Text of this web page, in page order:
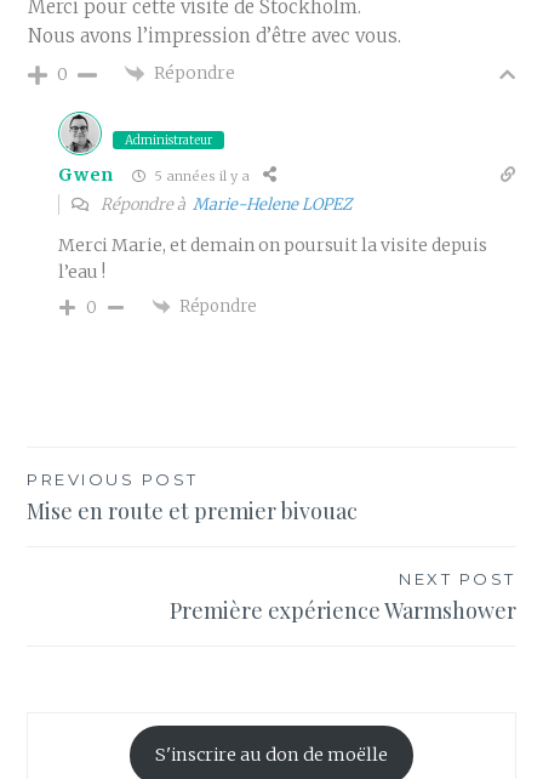
Merci pour cette visite de Stockholm.
Nous avons l’impression d’être avec vous.
0 Répondre
Administrateur
Gwen 5 années il y a
Répondre àMarie-Helene LOPEZ
Merci Marie, et demain on poursuit la visite depuis
l’eau !
0 Répondre
Navigation
de
PREVIOUS POST
Mise en route et premier bivouac
NEXT POST
Première expérience Warmshower
S'inscrire au don de moëlle